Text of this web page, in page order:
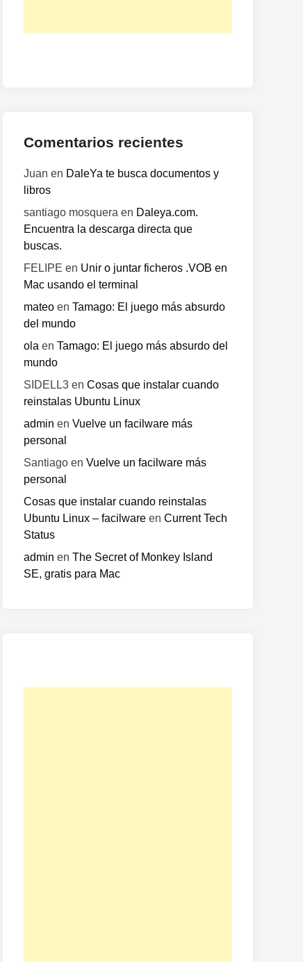
Comentarios recientes
Juan en DaleYa te busca documentos y
libros
santiago mosquera en Daleya.com.
Encuentra la descarga directa que
buscas.
FELIPE en Unir o juntar ficheros .VOB en
Mac usando el terminal
mateo en Tamago: El juego más absurdo
del mundo
ola en Tamago: El juego más absurdo del
mundo
SIDELL3 en Cosas que instalar cuando
reinstalas Ubuntu Linux
admin en Vuelve un facilware más
personal
Santiago en Vuelve un facilware más
personal
Cosas que instalar cuando reinstalas
Ubuntu Linux – facilware en Current Tech
Status
admin en The Secret of Monkey Island
SE, gratis para Mac